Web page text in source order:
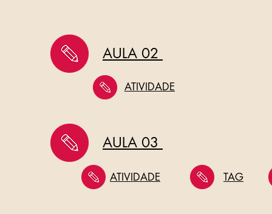
AULA 02
ATIVIDADE
AULA 03
ATIVIDADE TAG